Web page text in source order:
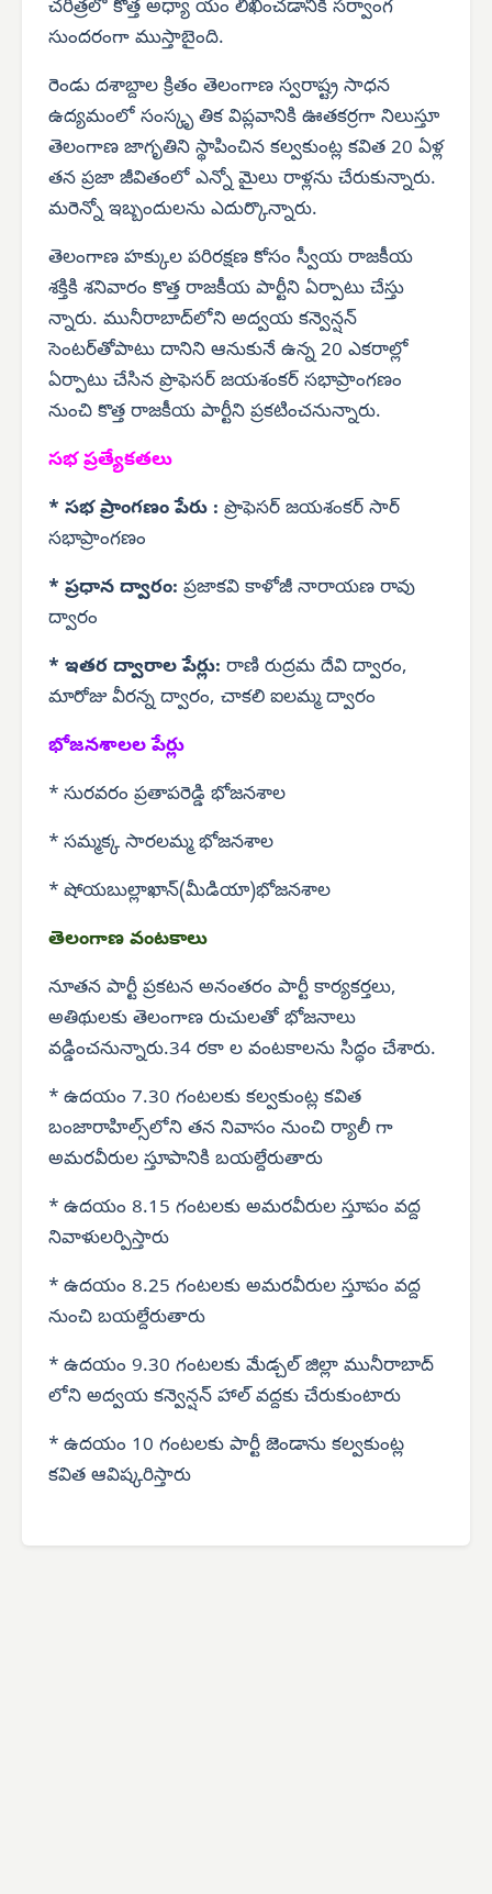
చరిత్రలో కొత్త అధ్యా యం లిఖించడానికి సర్వాంగ
సుందరంగా ముస్తాబైంది.
రెండు దశాబ్దాల క్రితం తెలంగాణ స్వరాష్ట్ర సాధన
ఉద్యమంలో సంస్కృ తిక విప్లవానికి ఊతకర్రగా నిలుస్తూ
తెలంగాణ జాగృతిని స్థాపించిన కల్వకుంట్ల కవిత 20 ఏళ్ల
తన ప్రజా జీవితంలో ఎన్నో మైలు రాళ్లను చేరుకున్నారు.
మరెన్నో ఇబ్బందులను ఎదుర్కొన్నారు.
తెలంగాణ హక్కుల పరిరక్షణ కోసం స్వీయ రాజకీయ
శక్తికి శనివారం కొత్త రాజకీయ పార్టీని ఏర్పాటు చేస్తు
న్నారు. మునీరాబాద్‌లోని అద్వయ కన్వెన్షన్
సెంటర్‌తోపాటు దానిని ఆనుకునే ఉన్న 20 ఎకరాల్లో
ఏర్పాటు చేసిన ప్రొఫెసర్ జయశంకర్ సభాప్రాంగణం
నుంచి కొత్త రాజకీయ పార్టీని ప్రకటించనున్నారు.
సభ ప్రత్యేకతలు
* సభ ప్రాంగణం పేరు : ప్రొఫెసర్ జయశంకర్ సార్
సభాప్రాంగణం
* ప్రధాన ద్వారం: ప్రజాకవి కాళోజీ నారాయణ రావు
ద్వారం
* ఇతర ద్వారాల పేర్లు: రాణి రుద్రమ దేవి ద్వారం,
మారోజు వీరన్న ద్వారం, చాకలి ఐలమ్మ ద్వారం
భోజనశాలల పేర్లు
* సురవరం ప్రతాపరెడ్డి భోజనశాల
* సమ్మక్క సారలమ్మ భోజనశాల
* షోయబుల్లాఖాన్(మీడియా)భోజనశాల
తెలంగాణ వంటకాలు
నూతన పార్టీ ప్రకటన అనంతరం పార్టీ కార్యకర్తలు,
అతిథులకు తెలంగాణ రుచులతో భోజనాలు
వడ్డించనున్నారు.34 రకా ల వంటకాలను సిద్ధం చేశారు.
* ఉదయం 7.30 గంటలకు కల్వకుంట్ల కవిత
బంజారాహిల్స్‌లోని తన నివాసం నుంచి ర్యాలీ గా
అమరవీరుల స్తూపానికి బయల్దేరుతారు
* ఉదయం 8.15 గంటలకు అమరవీరుల స్తూపం వద్ద
నివాళులర్పిస్తారు
* ఉదయం 8.25 గంటలకు అమరవీరుల స్తూపం వద్ద
నుంచి బయల్దేరుతారు
* ఉదయం 9.30 గంటలకు మేడ్చల్ జిల్లా మునీరాబాద్
లోని అద్వయ కన్వెన్షన్ హాల్ వద్దకు చేరుకుంటారు
* ఉదయం 10 గంటలకు పార్టీ జెండాను కల్వకుంట్ల
కవిత ఆవిష్కరిస్తారు